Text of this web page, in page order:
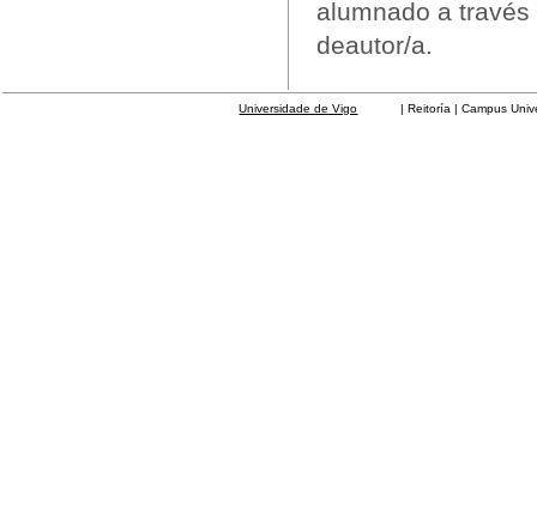
alumnado a
deautor/a.
Universidade de Vigo | Reitoría | Campus